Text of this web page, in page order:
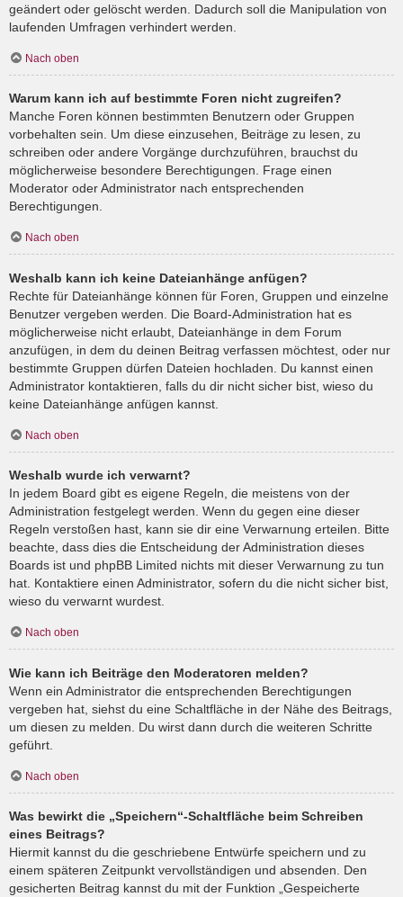
geändert oder gelöscht werden. Dadurch soll die Manipulation von
laufenden Umfragen verhindert werden.
Nach oben
Warum kann ich auf bestimmte Foren nicht zugreifen?
Manche Foren können bestimmten Benutzern oder Gruppen
vorbehalten sein. Um diese einzusehen, Beiträge zu lesen, zu
schreiben oder andere Vorgänge durchzuführen, brauchst du
möglicherweise besondere Berechtigungen. Frage einen
Moderator oder Administrator nach entsprechenden
Berechtigungen.
Nach oben
Weshalb kann ich keine Dateianhänge anfügen?
Rechte für Dateianhänge können für Foren, Gruppen und einzelne
Benutzer vergeben werden. Die Board-Administration hat es
möglicherweise nicht erlaubt, Dateianhänge in dem Forum
anzufügen, in dem du deinen Beitrag verfassen möchtest, oder nur
bestimmte Gruppen dürfen Dateien hochladen. Du kannst einen
Administrator kontaktieren, falls du dir nicht sicher bist, wieso du
keine Dateianhänge anfügen kannst.
Nach oben
Weshalb wurde ich verwarnt?
In jedem Board gibt es eigene Regeln, die meistens von der
Administration festgelegt werden. Wenn du gegen eine dieser
Regeln verstoßen hast, kann sie dir eine Verwarnung erteilen. Bitte
beachte, dass dies die Entscheidung der Administration dieses
Boards ist und phpBB Limited nichts mit dieser Verwarnung zu tun
hat. Kontaktiere einen Administrator, sofern du die nicht sicher bist,
wieso du verwarnt wurdest.
Nach oben
Wie kann ich Beiträge den Moderatoren melden?
Wenn ein Administrator die entsprechenden Berechtigungen
vergeben hat, siehst du eine Schaltfläche in der Nähe des Beitrags,
um diesen zu melden. Du wirst dann durch die weiteren Schritte
geführt.
Nach oben
Was bewirkt die „Speichern“-Schaltfläche beim Schreiben
eines Beitrags?
Hiermit kannst du die geschriebene Entwürfe speichern und zu
einem späteren Zeitpunkt vervollständigen und absenden. Den
gesicherten Beitrag kannst du mit der Funktion „Gespeicherte